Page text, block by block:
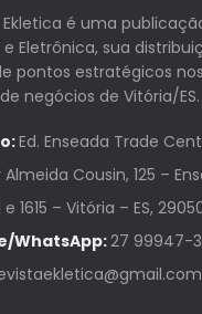
Ekletica é uma
e Eletrônica, sua
pontos estratégicos
negócios de Vitória/ES.
Ed. Enseada Trade
Cousin, 125 –
e 1615 – Vitória – ES,
WhatsApp:27 99947-